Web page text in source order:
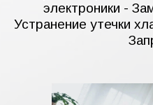
электроники -
Устранение утечки